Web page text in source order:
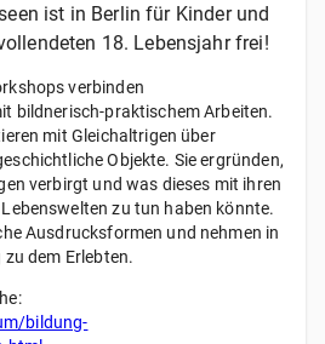
ist in Berlin für Kinder und
18. Lebensjahr frei!
verbinden
bildnerisch-praktischem Arbeiten.
mit Gleichaltrigen über
Objekte. Sie ergründen,
verbirgt und was dieses mit ihren
zu tun haben könnte.
Ausdrucksformen und nehmen in
zu dem Erlebten.
bildung-